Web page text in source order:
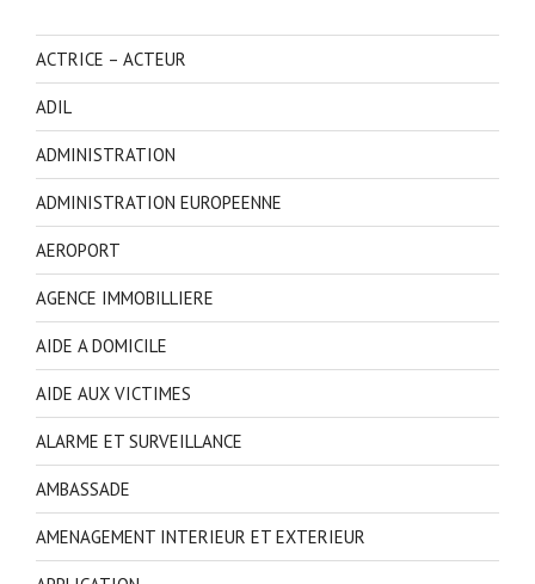
ACTRICE – ACTEUR
ADIL
ADMINISTRATION
ADMINISTRATION EUROPEENNE
AEROPORT
AGENCE IMMOBILLIERE
AIDE A DOMICILE
AIDE AUX VICTIMES
ALARME ET SURVEILLANCE
AMBASSADE
AMENAGEMENT INTERIEUR ET EXTERIEUR